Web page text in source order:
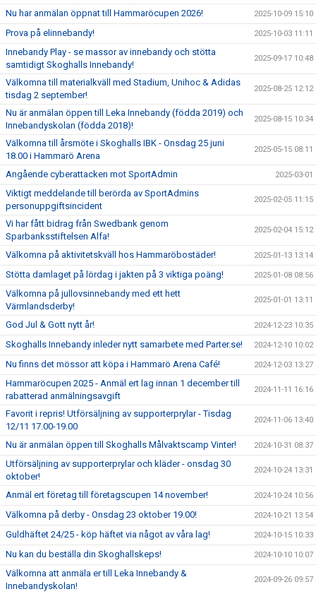
Nu har anmälan öppnat till Hammaröcupen 2026! 2025-10-09 15:10
Prova på elinnebandy! 2025-10-03 11:11
Innebandy Play - se massor av innebandy och stötta
samtidigt Skoghalls Innebandy!
2025-09-17 10:48
Välkomna till materialkväll med Stadium, Unihoc & Adidas
tisdag 2 september!
2025-08-25 12:12
Nu är anmälan öppen till Leka Innebandy (födda 2019) och
Innebandyskolan (födda 2018)!
2025-08-15 10:34
Välkomna till årsmöte i Skoghalls IBK - Onsdag 25 juni
18.00 i Hammarö Arena
2025-05-15 08:11
Angående cyberattacken mot SportAdmin 2025-03-01
Viktigt meddelande till berörda av SportAdmins
personuppgiftsincident
2025-02-05 11:15
Vi har fått bidrag från Swedbank genom
Sparbanksstiftelsen Alfa!
2025-02-04 15:12
Välkomna på aktivitetskväll hos Hammaröbostäder! 2025-01-13 13:14
Stötta damlaget på lördag i jakten på 3 viktiga poäng! 2025-01-08 08:56
Välkomna på jullovsinnebandy med ett hett
Värmlandsderby!
2025-01-01 13:11
God Jul & Gott nytt år! 2024-12-23 10:35
Skoghalls Innebandy inleder nytt samarbete med Parter.se! 2024-12-10 10:02
Nu finns det mössor att köpa i Hammarö Arena Café! 2024-12-03 13:27
Hammaröcupen 2025 - Anmäl ert lag innan 1 december till
rabatterad anmälningsavgift
2024-11-11 16:16
Favorit i repris! Utförsäljning av supporterprylar - Tisdag
12/11 17.00-19.00
2024-11-06 13:40
Nu är anmälan öppen till Skoghalls Målvaktscamp Vinter! 2024-10-31 08:37
Utförsäljning av supporterprylar och kläder - onsdag 30
oktober!
2024-10-24 13:31
Anmäl ert företag till företagscupen 14 november! 2024-10-24 10:56
Välkomna på derby - Onsdag 23 oktober 19.00! 2024-10-21 13:54
Guldhäftet 24/25 - köp häftet via något av våra lag! 2024-10-15 10:33
Nu kan du beställa din Skoghallskeps! 2024-10-10 10:07
Välkomna att anmäla er till Leka Innebandy &
Innebandyskolan!
2024-09-26 09:57